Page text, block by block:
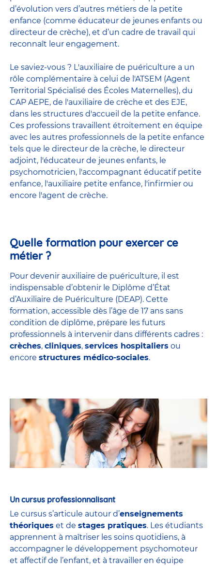
d’évolution vers d’autres métiers de la petite
enfance (comme éducateur de jeunes enfants ou
directeur de crèche), et d’un cadre de travail qui
reconnaît leur engagement.
Le saviez-vous ? L'auxiliaire de puériculture a un
rôle complémentaire à celui de l'ATSEM (Agent
Territorial Spécialisé des Écoles Maternelles), du
CAP AEPE, de l'auxiliaire de crèche et des EJE,
dans les structures d'accueil de la petite enfance.
Ces professions travaillent étroitement en équipe
avec les autres professionnels de la petite enfance
tels que le directeur de la crèche, le directeur
adjoint, l'éducateur de jeunes enfants, le
psychomotricien, l'accompagnant éducatif petite
enfance, l'auxiliaire petite enfance, l'infirmier ou
encore l'agent de crèche.
Quelle formation pour exercer ce
métier ?
Pour devenir auxiliaire de puériculture, il est
indispensable d’obtenir le Diplôme d’État
d’Auxiliaire de Puériculture (DEAP). Cette
formation, accessible dès l’âge de 17 ans sans
condition de diplôme, prépare les futurs
professionnels à intervenir dans différents cadres :
crèches, cliniques, services hospitaliers ou
encore structures médico-sociales.
Un cursus professionnalisant
Le cursus s’articule autour d’enseignements
théoriques et de stages pratiques. Les étudiants
apprennent à maîtriser les soins quotidiens, à
accompagner le développement psychomoteur
et affectif de l’enfant, et à travailler en équipe